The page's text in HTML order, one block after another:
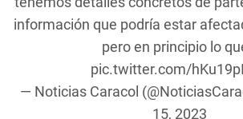
información que podría estar
pero en principio lo
pic.twitter.com/
— Noticias Caracol
15, 2023